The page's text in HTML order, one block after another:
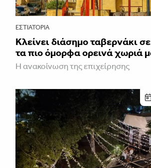
ΕΣΤΙΑΤΌΡΙΑ
Κλείνει διάσημο ταβερνάκι
τα πιο όμορφα ορεινά χωριά
Η ανακοίνωση της επιχείρησης